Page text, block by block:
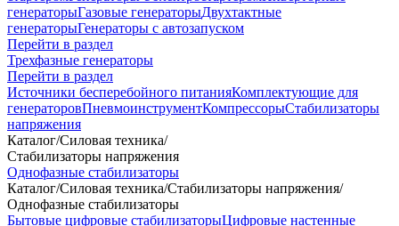
генераторыГазовые генераторыДвухтактные
генераторыГенераторы с автозапуском
Перейти в раздел
Трехфазные генераторы
Перейти в раздел
Источники бесперебойного питанияКомплектующие для
генераторовПневмоинструментКомпрессорыСтабилизаторы
напряжения
Каталог/Силовая техника/
Стабилизаторы напряжения
Однофазные стабилизаторы
Каталог/Силовая техника/Стабилизаторы напряжения/
Однофазные стабилизаторы
Бытовые цифровые стабилизаторыЦифровые настенные